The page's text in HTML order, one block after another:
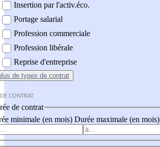
Insertion par l'activ.éco.
Portage salarial
Profession commerciale
Profession libérale
Reprise d'entreprise
de types de contrat
CONTRAT
de contrat
minimale (en mois) Durée maximale (en mois)